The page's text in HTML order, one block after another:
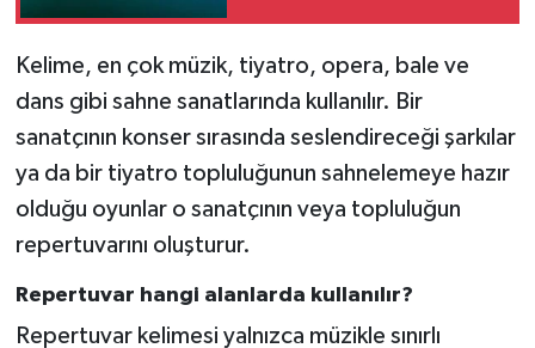
Kelime, en çok müzik, tiyatro, opera, bale ve
dans gibi sahne sanatlarında kullanılır. Bir
sanatçının konser sırasında seslendireceği şarkılar
ya da bir tiyatro topluluğunun sahnelemeye hazır
olduğu oyunlar o sanatçının veya topluluğun
repertuvarını oluşturur.
Repertuvar hangi alanlarda kullanılır?
Repertuvar kelimesi yalnızca müzikle sınırlı